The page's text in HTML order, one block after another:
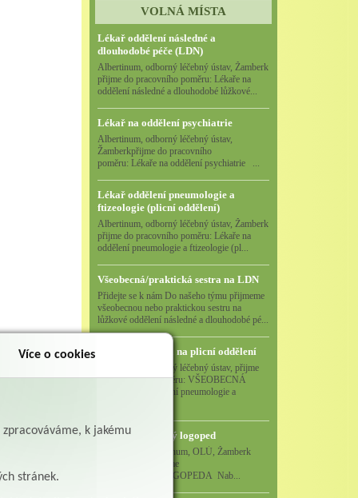
VOLNÁ MÍSTA
Lékař oddělení následné a
dlouhodobé péče (LDN)
Albertinum, odborný léčebný ústav, Žamberk
přijme do pracovního poměru: Lékaře na
oddělení následné a dlouhodobé lůžkové...
Lékař na oddělení psychiatrie
Albertinum, odborný léčebný ústav,
Žamberkpřijme do pracovního
poměru: Lékaře na oddělení psychiatrie ...
Lékař oddělení pneumologie a
ftizeologie (plicní oddělení)
Albertinum, odborný léčebný ústav, Žamberk
přijme do pracovního poměru: Lékaře na
oddělení pneumologie a ftizeologie (pl...
Všeobecná/praktická sestra na LDN
Přidejte se k nám Do našeho týmu přijmeme
všeobecnou nebo praktickou sestru na
lůžkové oddělení následné a dlouhodobé pé...
Všeobecná sestra na plicní oddělení
Albertinum, odborný léčebný ústav, přijme
do pracovního poměru: VŠEOBECNÁ
SESTRA na oddělení pneumologie a
Logoped/klinický logoped
Albertinum, OLÚ, Žamberk
přijme
KLINICKÉHO LOGOPEDA Nab...
Více o cookies
k jakému
stránek.